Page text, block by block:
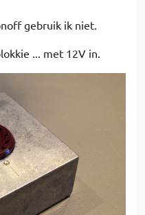
gebruik ik niet.
... met 12V in.